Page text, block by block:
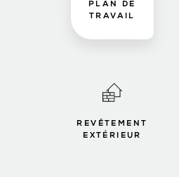
PLAN DE
TRAVAIL
REVÊTEMENT
EXTÉRIEUR